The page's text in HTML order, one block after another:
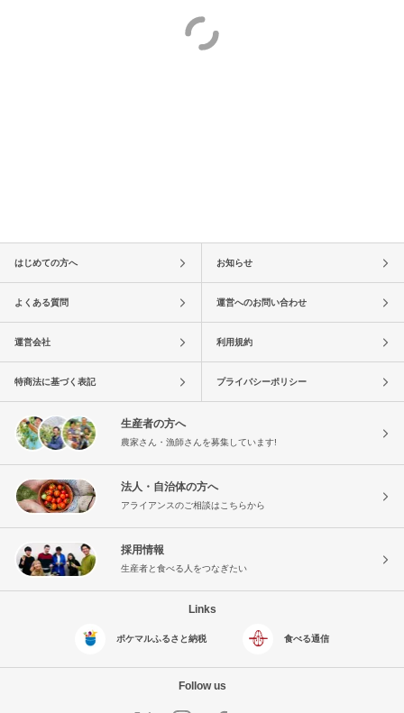
はじめての方へ お知らせ
よくある質問 運営へのお問い合わせ
運営会社 利用規約
特商法に基づく表記 プライバシーポリシー
生産者の方へ
農家さん・漁師さんを募集しています!
法人・自治体の方へ
アライアンスのご相談はこちらから
採用情報
生産者と食べる人をつなぎたい
Links
ポケマルふるさと納税 食べる通信
Follow us